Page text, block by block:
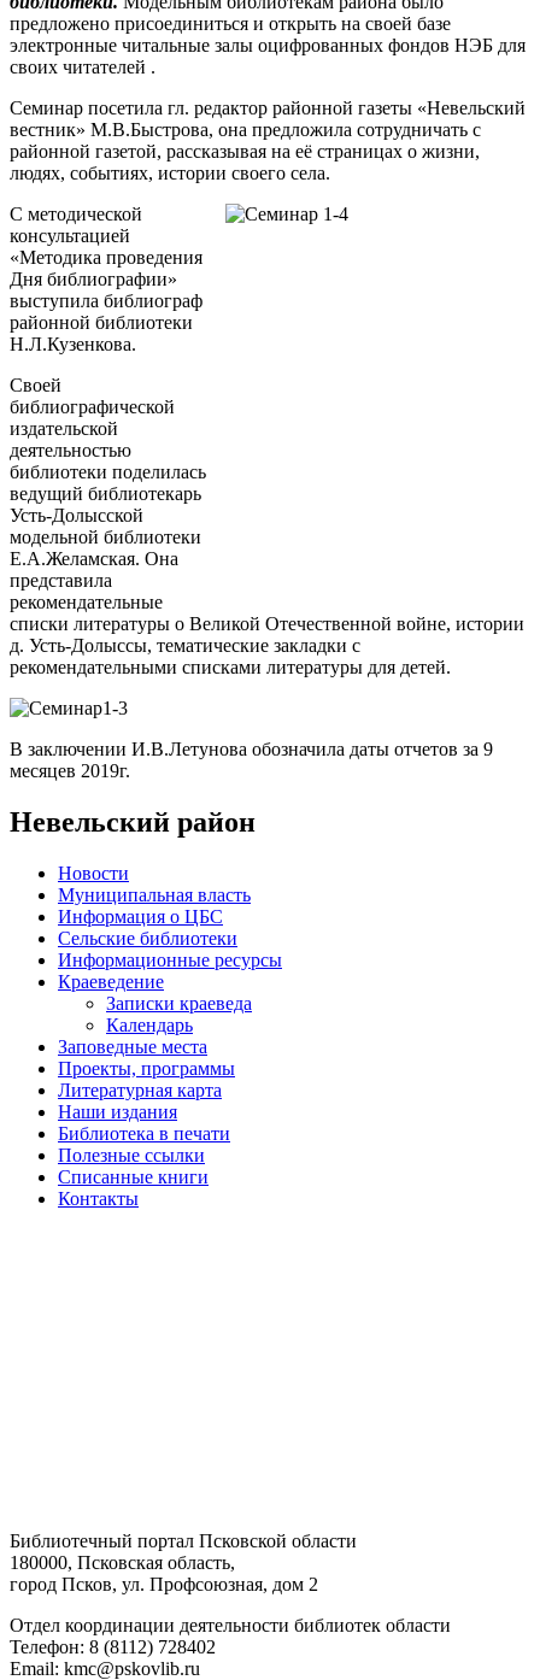
предложено присоединиться и открыть на своей базе
электронные читальные залы оцифрованных фондов НЭБ для
своих читателей .
Семинар посетила гл. редактор районной газеты «Невельский
вестник» М.В.Быстрова, она предложила сотрудничать с
районной газетой, рассказывая на её страницах о жизни,
людях, событиях, истории своего села.
С методической
консультацией
«Методика проведения
Дня библиографии»
выступила библиограф
районной библиотеки
Н.Л.Кузенкова.
Своей
библиографической
издательской
деятельностью
библиотеки поделилась
ведущий библиотекарь
Усть-Долысской
модельной библиотеки
Е.А.Желамская. Она
представила
рекомендательные
списки литературы о Великой Отечественной войне, истории
д. Усть-Долыссы, тематические закладки с
рекомендательными списками литературы для детей.
В заключении И.В.Летунова обозначила даты отчетов за 9
месяцев 2019г.
Невельский район
Новости
Муниципальная власть
Информация о ЦБС
Сельские библиотеки
Информационные ресурсы
Краеведение
Записки краеведа
Календарь
Заповедные места
Проекты, программы
Литературная карта
Наши издания
Библиотека в печати
Полезные ссылки
Списанные книги
Контакты
Библиотечный портал Псковской области
180000, Псковская область,
город Псков, ул. Профсоюзная, дом 2
Отдел координации деятельности библиотек области
Телефон: 8 (8112) 728402
Email: kmc@pskovlib.ru